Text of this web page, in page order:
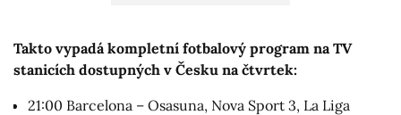
Takto vypadá kompletní fotbalový program na TV
stanicích dostupných v Česku na čtvrtek:
21:00 Barcelona – Osasuna, Nova Sport 3, La Liga